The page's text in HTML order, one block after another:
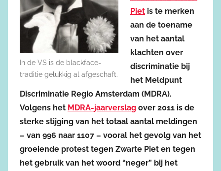
In de VS is de blackface-
traditie gelukkig al afgeschaft.
Piet is te merken
aan de toename
van het aantal
klachten over
discriminatie bij
het Meldpunt
Discriminatie Regio Amsterdam (MDRA).
Volgens het MDRA-jaarverslag over 2011 is de
sterke stijging van het totaal aantal meldingen
– van 996 naar 1107 – vooral het gevolg van het
groeiende protest tegen Zwarte Piet en tegen
het gebruik van het woord “neger” bij het